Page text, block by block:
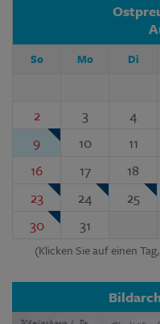
So Mo Di
2
3 4
9
10 11
16
17 18
23
24 25
30
31
(Klicken Sie auf einen